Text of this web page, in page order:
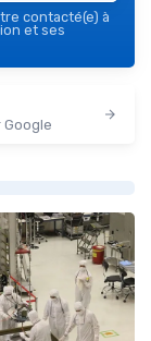
contacté(e) à
et ses